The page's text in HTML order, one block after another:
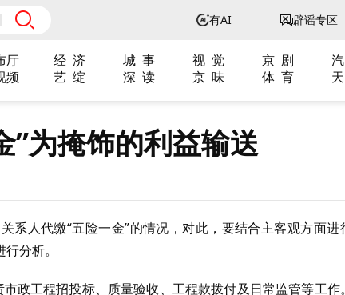
有AI 辟谣专区
厅 经 济 城 事 视 觉 京 剧
频 艺 绽 深 读 京 味 体 育
”为掩饰的利益输送
系人代缴“五险一金”的情况，对此，要结合主客观方面进
分析。
政工程招投标、质量验收、工程款拨付及日常监管等工作